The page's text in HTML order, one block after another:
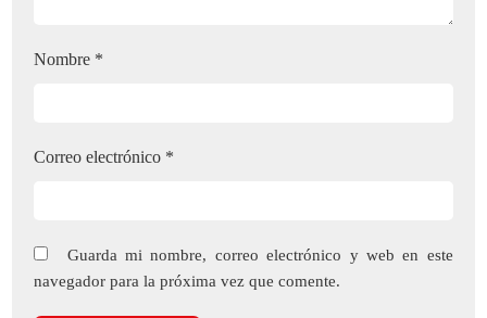
Nombre *
Correo electrónico *
Guarda mi nombre, correo electrónico y web en este
navegador para la próxima vez que comente.